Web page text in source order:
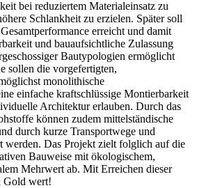
bei reduziertem Materialeinsatz zu
Schlankheit zu erzielen. Später soll
erreicht und damit
und bauaufsichtliche Zulassung
Bautypologien ermöglicht
sollen die vorgefertigten,
monolithische
einfache kraftschlüssige Montierbarkeit
Architektur erlauben. Durch das
können zudem mittelständische
durch kurze Transportwege und
werden. Das Projekt zielt folglich auf die
Bauweise mit ökologischem,
Mehrwert ab. Mit Erreichen dieser
Gold wert!